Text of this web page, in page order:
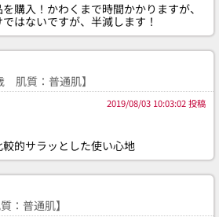
購入！かわくまで時間かかりますが、
はないですが、半減します！
肌質：普通肌】
2019/08/03 10:03:02 投稿
的サラッとした使い心地
普通肌】